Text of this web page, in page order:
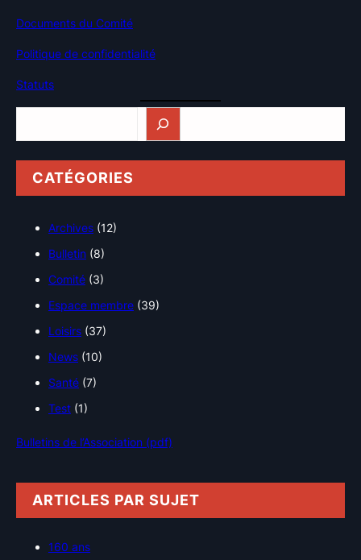
Documents du Comité
Politique de confidentialité
Statuts
CATÉGORIES
Archives (12)
Bulletin (8)
Comité (3)
Espace membre (39)
Loisirs (37)
News (10)
Santé (7)
Test (1)
Bulletins de l’Association (pdf)
ARTICLES PAR SUJET
160 ans